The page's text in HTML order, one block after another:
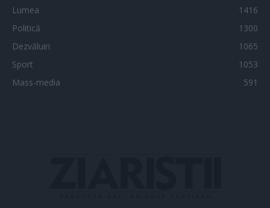
Lumea
1416
Politică
1300
Dezvăluiri
1065
Sport
1053
Mass-media
591